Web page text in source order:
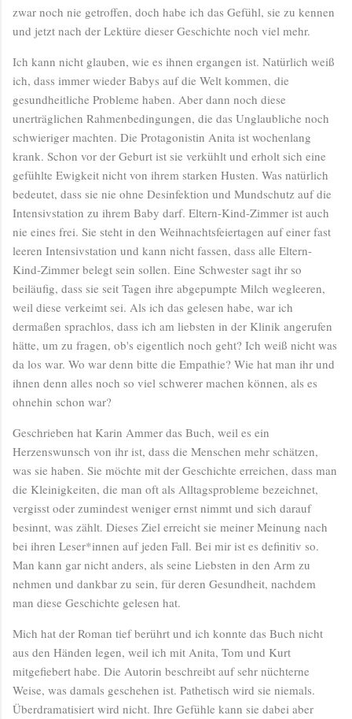
zwar noch nie getroffen, doch habe ich das Gefühl, sie zu kennen
und jetzt nach der Lektüre dieser Geschichte noch viel mehr.
Ich kann nicht glauben, wie es ihnen ergangen ist. Natürlich weiß
ich, dass immer wieder Babys auf die Welt kommen, die
gesundheitliche Probleme haben. Aber dann noch diese
unerträglichen Rahmenbedingungen, die das Unglaubliche noch
schwieriger machten. Die Protagonistin Anita ist wochenlang
krank. Schon vor der Geburt ist sie verkühlt und erholt sich eine
gefühlte Ewigkeit nicht von ihrem starken Husten. Was natürlich
bedeutet, dass sie nie ohne Desinfektion und Mundschutz auf die
Intensivstation zu ihrem Baby darf. Eltern-Kind-Zimmer ist auch
nie eines frei. Sie steht in den Weihnachtsfeiertagen auf einer fast
leeren Intensivstation und kann nicht fassen, dass alle Eltern-
Kind-Zimmer belegt sein sollen. Eine Schwester sagt ihr so
beiläufig, dass sie seit Tagen ihre abgepumpte Milch wegleeren,
weil diese verkeimt sei. Als ich das gelesen habe, war ich
dermaßen sprachlos, dass ich am liebsten in der Klinik angerufen
hätte, um zu fragen, ob's eigentlich noch geht? Ich weiß nicht was
da los war. Wo war denn bitte die Empathie? Wie hat man ihr und
ihnen denn alles noch so viel schwerer machen können, als es
ohnehin schon war?
Geschrieben hat Karin Ammer das Buch, weil es ein
Herzenswunsch von ihr ist, dass die Menschen mehr schätzen,
was sie haben. Sie möchte mit der Geschichte erreichen, dass man
die Kleinigkeiten, die man oft als Alltagsprobleme bezeichnet,
vergisst oder zumindest weniger ernst nimmt und sich darauf
besinnt, was zählt. Dieses Ziel erreicht sie meiner Meinung nach
bei ihren Leser*innen auf jeden Fall. Bei mir ist es definitiv so.
Man kann gar nicht anders, als seine Liebsten in den Arm zu
nehmen und dankbar zu sein, für deren Gesundheit, nachdem
man diese Geschichte gelesen hat.
Mich hat der Roman tief berührt und ich konnte das Buch nicht
aus den Händen legen, weil ich mit Anita, Tom und Kurt
mitgefiebert habe. Die Autorin beschreibt auf sehr nüchterne
Weise, was damals geschehen ist. Pathetisch wird sie niemals.
Überdramatisiert wird nicht. Ihre Gefühle kann sie dabei aber